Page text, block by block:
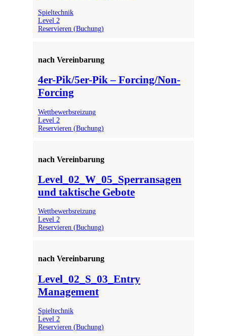
Spieltechnik
Level 2
Reservieren (Buchung)
nach Vereinbarung
4er-Pik/5er-Pik – Forcing/Non-
Forcing
Wettbewerbsreizung
Level 2
Reservieren (Buchung)
nach Vereinbarung
Level_02_W_05_Sperransagen
und taktische Gebote
Wettbewerbsreizung
Level 2
Reservieren (Buchung)
nach Vereinbarung
Level_02_S_03_Entry
Management
Spieltechnik
Level 2
Reservieren (Buchung)